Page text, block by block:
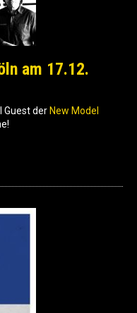
am 17.12.
Guest der New Model